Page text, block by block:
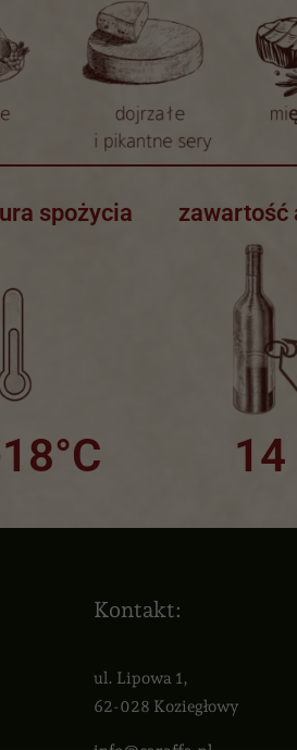
spożycia zawartość
14
Kontakt:
ul. Lipowa 1,
62-028 Koziegłowy